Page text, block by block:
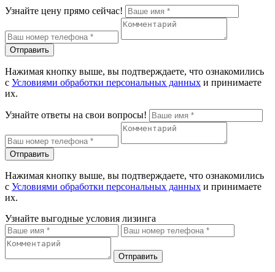
Узнайте цену прямо сейчас!
Отправить
Нажимая кнопку выше, вы подтверждаете, что ознакомились
с Условиями обработки персональных данных и принимаете
их.
Узнайте ответы на свои вопросы!
Отправить
Нажимая кнопку выше, вы подтверждаете, что ознакомились
с Условиями обработки персональных данных и принимаете
их.
Узнайте выгодные условия лизинга
Отправить